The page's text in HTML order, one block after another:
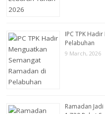
IPC TPK
Pelabuhan
9 March, 2026
Ramadan